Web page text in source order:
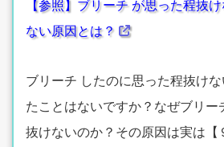
【参照】ブリーチ が思った程抜
ない原因とは？
ブリーチ したのに思った程抜け
たことはないですか？なぜブリー
抜けないのか？その原因は実は【